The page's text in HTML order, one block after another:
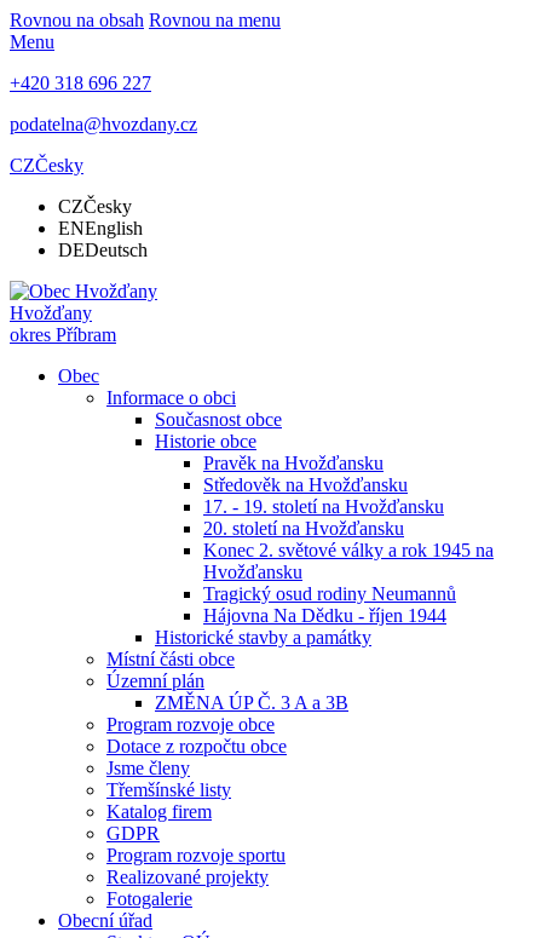
Rovnou na obsah Rovnou na menu
Menu
+420 318 696 227
podatelna@hvozdany.cz
CZČesky
CZČesky
ENEnglish
DEDeutsch
Hvožďany
okres Příbram
Obec
Informace o obci
Současnost obce
Historie obce
Pravěk na Hvožďansku
Středověk na Hvožďansku
17. - 19. století na Hvožďansku
20. století na Hvožďansku
Konec 2. světové války a rok 1945 na
Hvožďansku
Tragický osud rodiny Neumannů
Hájovna Na Dědku - říjen 1944
Historické stavby a památky
Místní části obce
Územní plán
ZMĚNA ÚP Č. 3 A a 3B
Program rozvoje obce
Dotace z rozpočtu obce
Jsme členy
Třemšínské listy
Katalog firem
GDPR
Program rozvoje sportu
Realizované projekty
Fotogalerie
Obecní úřad